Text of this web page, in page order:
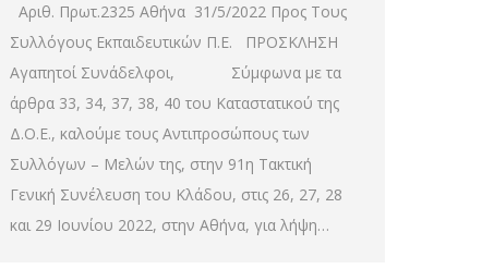
Αριθ. Πρωτ.2325 Αθήνα 31/5/2022 Προς Τους
Συλλόγους Εκπαιδευτικών Π.Ε. ΠΡΟΣΚΛΗΣΗ
Αγαπητοί Συνάδελφοι, Σύμφωνα με τα
άρθρα 33, 34, 37, 38, 40 του Καταστατικού της
Δ.Ο.Ε., καλούμε τους Αντιπροσώπους των
Συλλόγων – Μελών της, στην 91η Τακτική
Γενική Συνέλευση του Κλάδου, στις 26, 27, 28
και 29 Ιουνίου 2022, στην Αθήνα, για λήψη…